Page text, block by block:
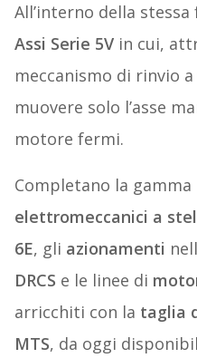
All’interno della
Assi Serie 5Vin cui,
meccanismo di rinvio
muovere solo l’asse
motore fermi.
Completano la gamma
elettromeccanici a
6E, gli azionamenti
DRCS e le linee di
arricchiti con la taglia
MTS, da oggi